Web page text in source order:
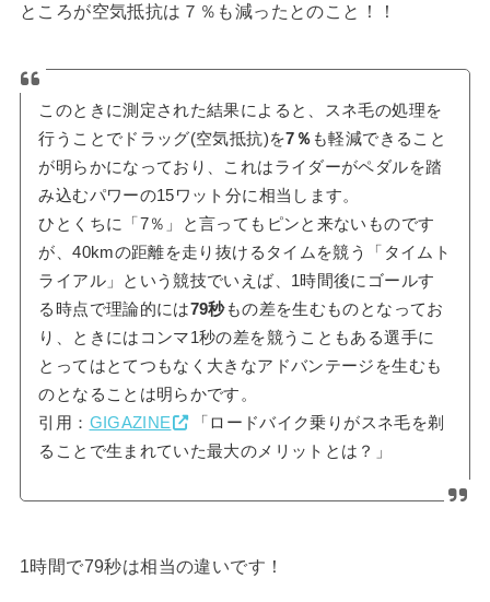
ところが空気抵抗は７％も減ったとのこと！！
このときに測定された結果によると、スネ毛の処理を
行うことでドラッグ(空気抵抗)を7％ も軽減できること
が明らかになっており、これはライダーがペダルを踏
み込むパワーの15ワット分に相当します。
ひとくちに「7％」と言ってもピンと来ないものです
が、40kmの距離を走り抜けるタイムを競う「タイムト
ライアル」という競技でいえば、1時間後にゴールす
る時点で理論的には79秒もの差を生むものとなってお
り、ときにはコンマ1秒の差を競うこともある選手に
とってはとてつもなく大きなアドバンテージを生むも
のとなることは明らかです。
引用： GIGAZINE
「ロードバイク乗りがスネ毛を剃
ることで生まれていた最大のメリットとは？」
1時間で79秒は相当の違いです！